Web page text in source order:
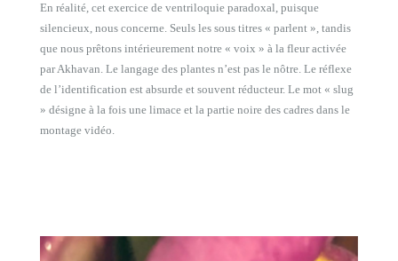
En réalité, cet exercice de ventriloquie paradoxal, puisque
silencieux, nous concerne. Seuls les sous titres « parlent », tandis
que nous prêtons intérieurement notre « voix » à la fleur activée
par Akhavan. Le langage des plantes n’est pas le nôtre. Le réflexe
de l’identification est absurde et souvent réducteur. Le mot « slug
» désigne à la fois une limace et la partie noire des cadres dans le
montage vidéo.